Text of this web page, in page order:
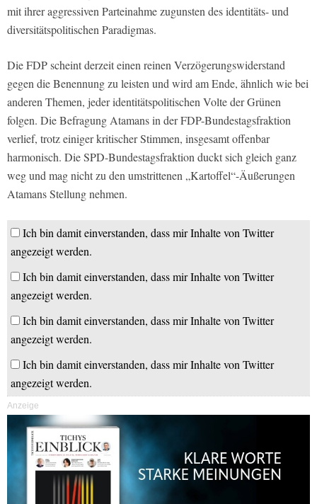
mit ihrer aggressiven Parteinahme zugunsten des identitäts- und
diversitätspolitischen Paradigmas.
Die FDP scheint derzeit einen reinen Verzögerungswiderstand
gegen die Benennung zu leisten und wird am Ende, ähnlich wie bei
anderen Themen, jeder identitätspolitischen Volte der Grünen
folgen. Die Befragung Atamans in der FDP-Bundestagsfraktion
verlief, trotz einiger kritischer Stimmen, insgesamt offenbar
harmonisch. Die SPD-Bundestagsfraktion duckt sich gleich ganz
weg und mag nicht zu den umstrittenen „Kartoffel“-Äußerungen
Atamans Stellung nehmen.
Ich bin damit einverstanden, dass mir Inhalte von Twitter
angezeigt werden.
Ich bin damit einverstanden, dass mir Inhalte von Twitter
angezeigt werden.
Ich bin damit einverstanden, dass mir Inhalte von Twitter
angezeigt werden.
Ich bin damit einverstanden, dass mir Inhalte von Twitter
angezeigt werden.
Anzeige